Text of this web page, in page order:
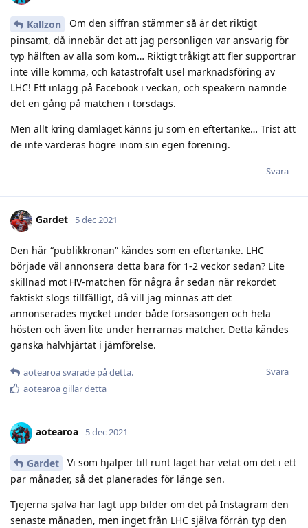
Kallzon
Om den siffran stämmer så är det riktigt
pinsamt, då innebär det att jag personligen var ansvarig för
typ hälften av alla som kom… Riktigt tråkigt att fler supportrar
inte ville komma, och katastrofalt usel marknadsföring av
LHC! Ett inlägg på Facebook i veckan, och speakern nämnde
det en gång på matchen i torsdags.
Men allt kring damlaget känns ju som en eftertanke… Trist att
de inte värderas högre inom sin egen förening.
Svara
Gardet 5 dec 2021
Den här “publikkronan” kändes som en eftertanke. LHC
började väl annonsera detta bara för 1-2 veckor sedan? Lite
skillnad mot HV-matchen för några år sedan när rekordet
faktiskt slogs tillfälligt, då vill jag minnas att det
annonserades mycket under både försäsongen och hela
hösten och även lite under herrarnas matcher. Detta kändes
ganska halvhjärtat i jämförelse.
Svara
aotearoasvarade på detta.
aotearoagillar detta
aotearoa 5 dec 2021
Gardet
Vi som hjälper till runt laget har vetat om det i ett
par månader, så det planerades för länge sen.
Tjejerna själva har lagt upp bilder om det på Instagram den
senaste månaden, men inget från LHC själva förrän typ den